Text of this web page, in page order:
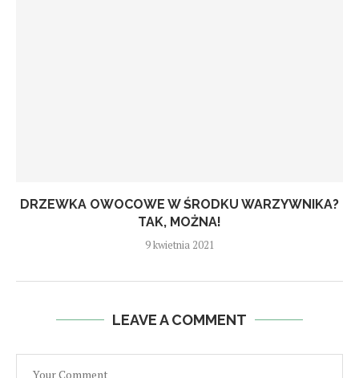
DRZEWKA OWOCOWE W ŚRODKU WARZYWNIKA?
TAK, MOŻNA!
9 kwietnia 2021
LEAVE A COMMENT